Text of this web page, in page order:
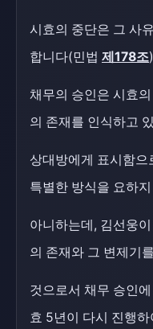
시효의 중단은 그 사
합니다(민법 제178조
채무의 승인은 시효
의 존재를 인식하고
상대방에게 표시함으
특별한 방식을 요하지
아니하는데, 김선웅
의 존재와 그 변제기
것으로서 채무 승인
효 5년이 다시 진행하